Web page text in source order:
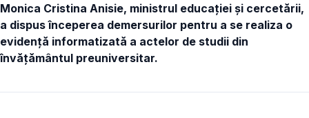
Monica Cristina Anisie, ministrul educației și cercetării,
a dispus începerea demersurilor pentru a se realiza o
evidență informatizată a actelor de studii din
învățământul preuniversitar.